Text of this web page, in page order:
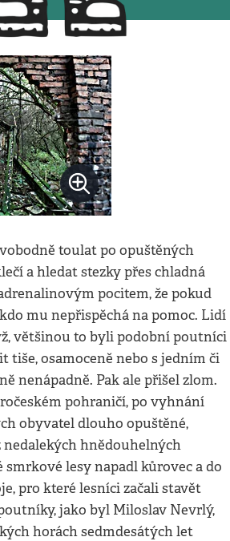
toulat po opuštěných
a hledat stezky přes chladná
pocitem, že pokud
mu nepřispěchá na pomoc. Lidí
většinou to byli podobní poutníci
tiše, osamoceně nebo s jedním či
nenápadně. Pak ale přišel zlom.
pohraničí, po vyhnání
obyvatel dlouho opuštěné,
hnědouhelných
smrkové lesy napadl kůrovec a do
pro které lesníci začali stavět
jako byl Miloslav Nevrlý,
horách sedmdesátých let